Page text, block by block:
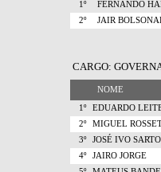
1º FERNANDO
2º
JAIR
CARGO:
NOME
1º EDUARDO
2º
MIGUEL
3º
JOSÉ IVO
4º
JAIRO JORGE